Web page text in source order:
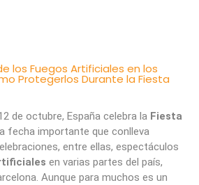
los Fuegos Artificiales en los
Protegerlos Durante la Fiesta
de octubre, España celebra la Fiesta
fecha importante que conlleva
entre ellas, espectáculos
en varias partes del país,
Aunque para muchos es un